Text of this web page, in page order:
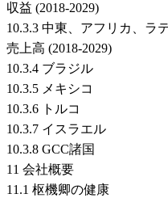
収益 (2018-2029)
10.3.3 中東、アフリカ、ラ
売上高 (2018-2029)
10.3.4 ブラジル
10.3.5 メキシコ
10.3.6 トルコ
10.3.7 イスラエル
10.3.8 GCC諸国
11 会社概要
11.1 枢機卿の健康